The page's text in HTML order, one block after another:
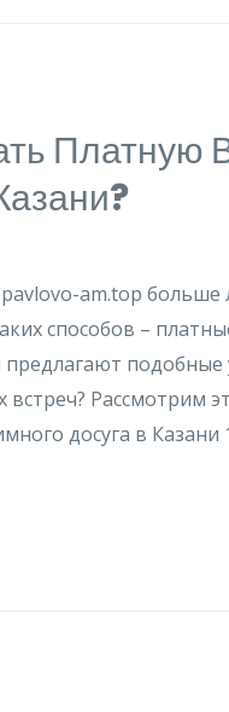
am.top
способов –
предлагают
встреч? Рассмотрим
досуга в Казани